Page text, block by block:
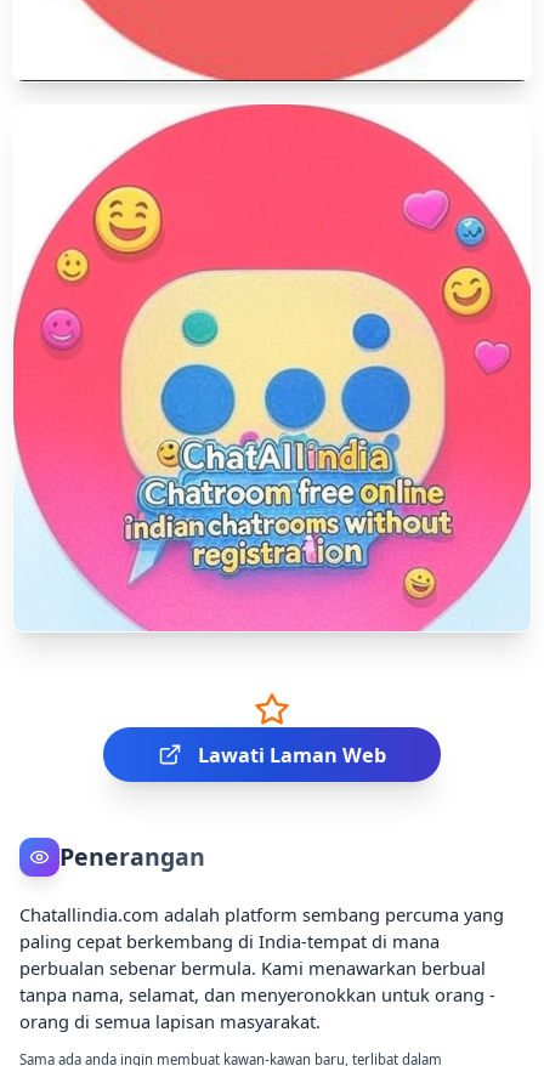
Lawati Laman Web
Penerangan
Chatallindia.com adalah platform sembang percuma yang
paling cepat berkembang di India-tempat di mana
perbualan sebenar bermula. Kami menawarkan berbual
tanpa nama, selamat, dan menyeronokkan untuk orang -
orang di semua lapisan masyarakat.
Sama ada anda ingin membuat kawan-kawan baru, terlibat dalam